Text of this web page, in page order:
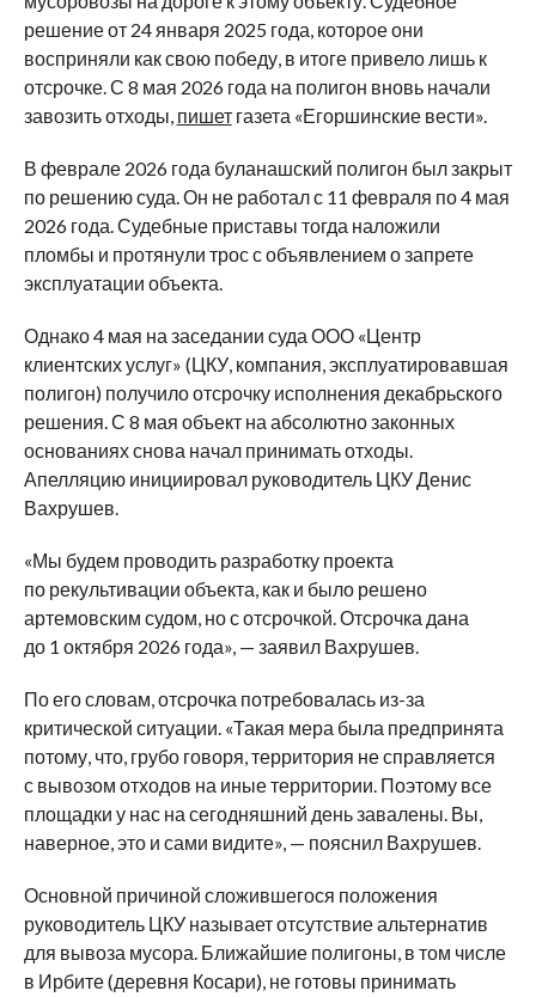
решение от 24 января 2025 года, которое они
восприняли как свою победу, в итоге привело лишь к
отсрочке. С 8 мая 2026 года на полигон вновь начали
завозить отходы, пишетгазета «Егоршинские вести».
В феврале 2026 года буланашский полигон был закрыт
по решению суда. Он не работал с 11 февраля по 4 мая
2026 года. Судебные приставы тогда наложили
пломбы и протянули трос с объявлением о запрете
эксплуатации объекта.
Однако 4 мая на заседании суда ООО «Центр
клиентских услуг» (ЦКУ, компания, эксплуатировавшая
полигон) получило отсрочку исполнения декабрьского
решения. С 8 мая объект на абсолютно законных
основаниях снова начал принимать отходы.
Апелляцию инициировал руководитель ЦКУ Денис
Вахрушев.
«Мы будем проводить разработку проекта
по рекультивации объекта, как и было решено
артемовским судом, но с отсрочкой. Отсрочка дана
до 1 октября 2026 года», — заявил Вахрушев.
По его словам, отсрочка потребовалась из-за
критической ситуации. «Такая мера была предпринята
потому, что, грубо говоря, территория не справляется
с вывозом отходов на иные территории. Поэтому все
площадки у нас на сегодняшний день завалены. Вы,
наверное, это и сами видите», — пояснил Вахрушев.
Основной причиной сложившегося положения
руководитель ЦКУ называет отсутствие альтернатив
для вывоза мусора. Ближайшие полигоны, в том числе
в Ирбите (деревня Косари), не готовы принимать